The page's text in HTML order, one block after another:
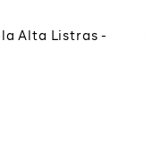
Alta Listras -